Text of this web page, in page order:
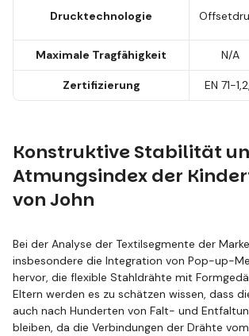
Drucktechnologie
Maximale Tragfähigkeit N/A
Zertifizierung EN 71-
Konstruktive Stabilität
Atmungsindex der
von John
Bei der Analyse der Textilsegmente der
insbesondere die Integration von Pop-up-
hervor, die flexible Stahldrähte mit
Eltern werden es zu schätzen wissen, dass
auch nach Hunderten von Falt- und
bleiben, da die Verbindungen der Drähte